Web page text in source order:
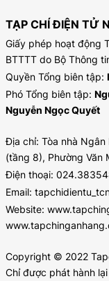
TẠP CHÍ ĐIỆN TỬ
Giấy phép hoạt động
BTTTT do Bộ Thông
Quyền Tổng biên tập:
Phó Tổng biên tập:
Nguyễn Ngọc Quyết
Địa chỉ: Tòa nhà
(tầng 8), Phường Văn
Điện thoại:
Email:
Website:
Copyright © 2022
Chỉ được phát hành